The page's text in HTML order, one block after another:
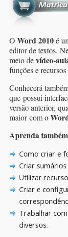
O Word 2010é
editor de textos.
meio devídeo-
funções e
Conhecerá
que possui
versão anterior,
maior com o
Aprenda
Como criar e
Criar
Utilizar
Criar e
Trabalhar
diversos.